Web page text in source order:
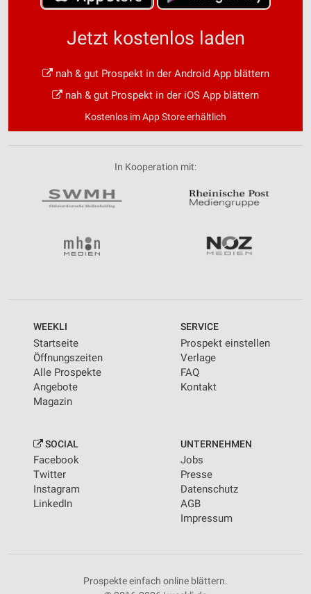
Jetzt kostenlos laden
nah & gut Prospekt in der Android App blättern
nah & gut Prospekt in der iOS App blättern
Kostenlos im App Store erhältlich
In Kooperation mit:
WEEKLI
Startseite
Öffnungszeiten
Alle Prospekte
Angebote
Magazin
SERVICE
Prospekt einstellen
Verlage
FAQ
Kontakt
SOCIAL
Facebook
Twitter
Instagram
LinkedIn
UNTERNEHMEN
Jobs
Presse
Datenschutz
AGB
Impressum
Prospekte einfach online blättern.